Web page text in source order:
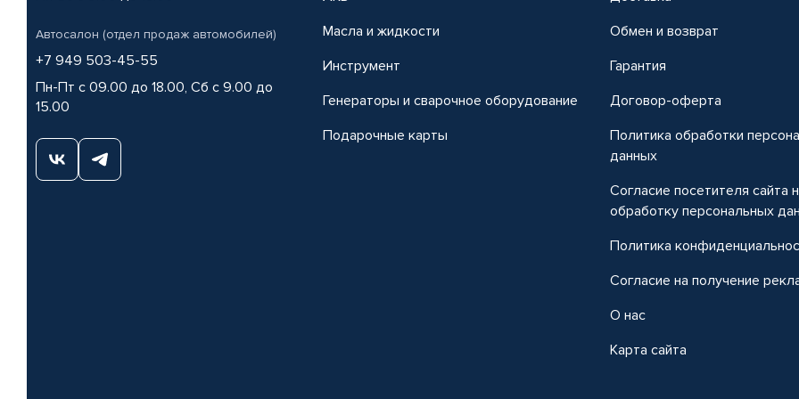
Автосалон (отдел продаж автомобилей)
+7 949 503-45-55
Пн-Пт с 09.00 до 18.00, Сб с 9.00 до
15.00
Масла и жидкости
Инструмент
Генераторы и сварочное оборудование
Подарочные карты
Обмен и возврат
Гарантия
Договор-оферта
Политика обработки
данных
Согласие посетителя сайта
обработку персональных
Политика
Согласие на получение
О нас
Карта сайта